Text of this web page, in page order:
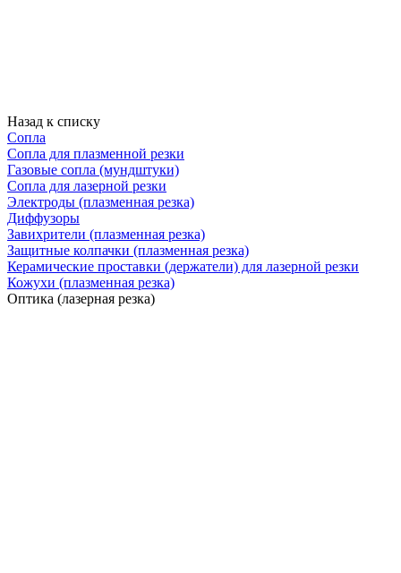
Назад к списку
Сопла
Сопла для плазменной резки
Газовые сопла (мундштуки)
Сопла для лазерной резки
Электроды (плазменная резка)
Диффузоры
Завихрители (плазменная резка)
Защитные колпачки (плазменная резка)
Керамические проставки (держатели) для лазерной резки
Кожухи (плазменная резка)
Оптика (лазерная резка)